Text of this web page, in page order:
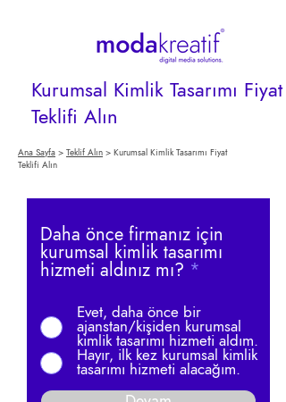
Kurumsal Kimlik Tasarımı Fiyat
Teklifi Alın
Ana Sayfa > Teklif Alın > Kurumsal Kimlik Tasarımı Fiyat
Teklifi Alın
Daha önce firmanız için
kurumsal kimlik tasarımı
hizmeti aldınız mı? *
Evet, daha önce bir
ajanstan/kişiden kurumsal
kimlik tasarımı hizmeti aldım.
Hayır, ilk kez kurumsal kimlik
tasarımı hizmeti alacağım.